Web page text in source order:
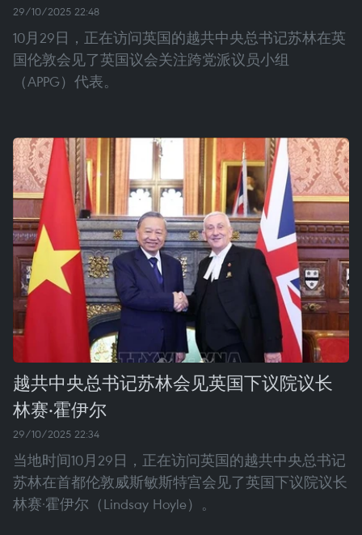
29/10/2025 22:48
10月29日，正在访问英国的越共中央总书记苏林在英
国伦敦会见了英国议会关注跨党派议员小组
（APPG）代表。
越共中央总书记苏林会见英国下议院议长
林赛·霍伊尔
29/10/2025 22:34
当地时间10月29日，正在访问英国的越共中央总书记
苏林在首都伦敦威斯敏斯特宫会见了英国下议院议长
林赛·霍伊尔（Lindsay Hoyle）。